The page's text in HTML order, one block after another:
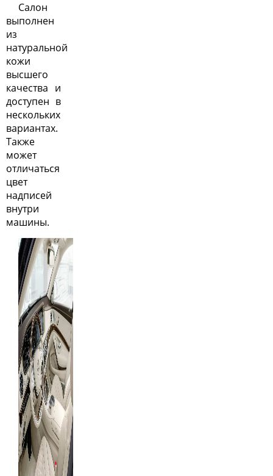
Салон
выполнен
из
натуральной
кожи
высшего
качества и
доступен в
нескольких
вариантах.
Также
может
отличаться
цвет
надписей
внутри
машины.